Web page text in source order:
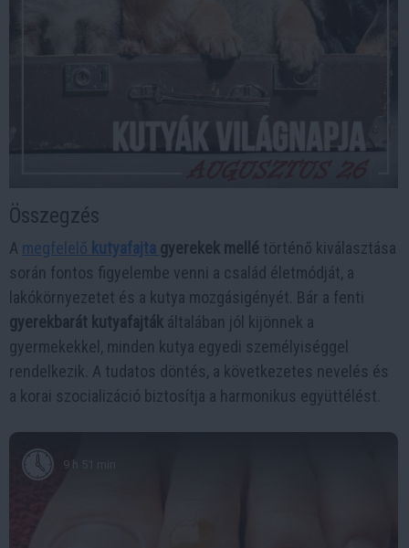
Összegzés
A megfelelő kutyafajta gyerekek mellé történő kiválasztása
során fontos figyelembe venni a család életmódját, a
lakókörnyezetet és a kutya mozgásigényét. Bár a fenti
gyerekbarát kutyafajták általában jól kijönnek a
gyermekekkel, minden kutya egyedi személyiséggel
rendelkezik. A tudatos döntés, a következetes nevelés és
a korai szocializáció biztosítja a harmonikus együttélést.
9 h 51 min